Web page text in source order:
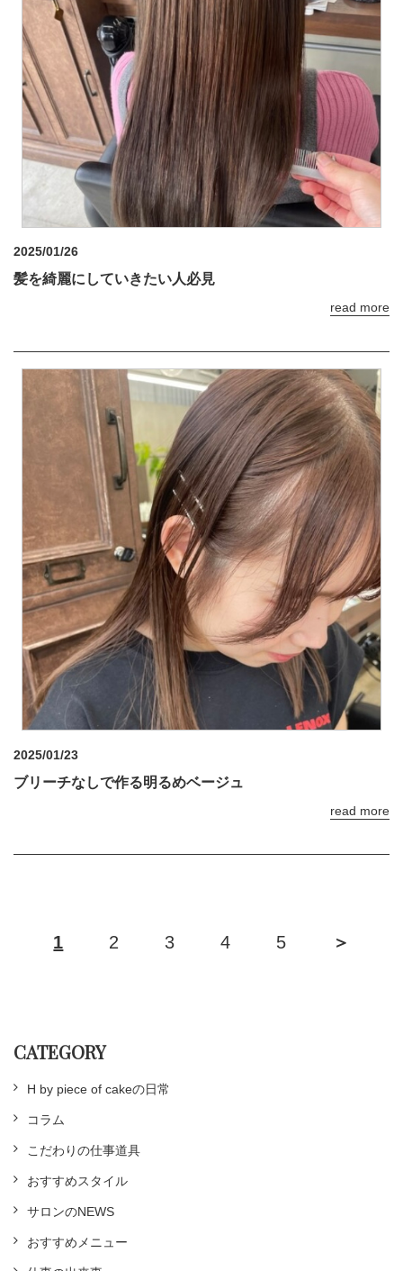
2025/01/26
髪を綺麗にしていきたい人必見
read more
2025/01/23
ブリーチなしで作る明るめベージュ
read more
1 2 3 4 5 ＞
CATEGORY
H by piece of cakeの日常
コラム
こだわりの仕事道具
おすすめスタイル
サロンのNEWS
おすすめメニュー